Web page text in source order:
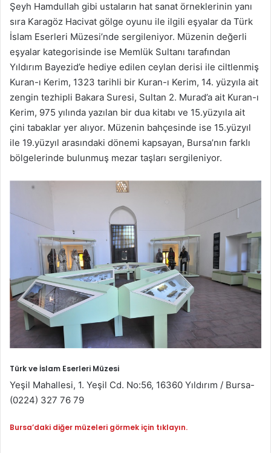
Şeyh Hamdullah gibi ustaların hat sanat örneklerinin yanı
sıra Karagöz Hacivat gölge oyunu ile ilgili eşyalar da Türk
İslam Eserleri Müzesi’nde sergileniyor. Müzenin değerli
eşyalar kategorisinde ise Memlük Sultanı tarafından
Yıldırım Bayezid’e hediye edilen ceylan derisi ile ciltlenmiş
Kuran-ı Kerim, 1323 tarihli bir Kuran-ı Kerim, 14. yüzyıla ait
zengin tezhipli Bakara Suresi, Sultan 2. Murad’a ait Kuran-ı
Kerim, 975 yılında yazılan bir dua kitabı ve 15.yüzyıla ait
çini tabaklar yer alıyor. Müzenin bahçesinde ise 15.yüzyıl
ile 19.yüzyıl arasındaki dönemi kapsayan, Bursa’nın farklı
bölgelerinde bulunmuş mezar taşları sergileniyor.
Türk ve İslam Eserleri Müzesi
Yeşil Mahallesi, 1. Yeşil Cd. No:56, 16360 Yıldırım / Bursa-
(0224) 327 76 79
Bursa’daki diğer müzeleri görmek için tıklayın.